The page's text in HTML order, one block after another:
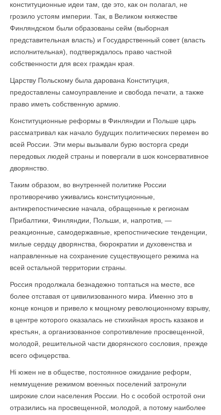
конституционные идеи там, где это, как он полагал, не
грозило устоям империи. Так, в Великом княжестве
Финляндском были образованы сейм (выборная
представительная власть) и Государственный совет (власть
исполнительная), подтверждалось право частной
собственности для всех граждан края.
Царству Польскому была дарована Конституция,
предоставлены самоуправление и свобода печати, а также
право иметь собственную армию.
Конституционные реформы в Финляндии и Польше царь
рассматривал как начало будущих политических перемен во
всей России. Эти меры вызывали бурю восторга среди
передовых людей страны и повергали в шок консервативное
дворянство.
Таким образом, во внутренней политике России
противоречиво уживались конституционные,
антикрепостнические начала, обращенные к регионам
Прибалтики, Финляндии, Польши, и, напротив, —
реакционные, самодержавные, крепостнические тенденции,
милые сердцу дворянства, бюрократии и духовенства и
направленные на сохранение существующего режима на
всей остальной территории страны.
Россия продолжала безнадежно топтаться на месте, все
более отставая от цивилизованного мира. Именно это в
конце концов и привело к мощному революционному взрыву,
в центре которого оказалась не стихийная ярость казаков и
крестьян, а организованное сопротивление просвещенной,
молодой, решительной части дворянского сословия, прежде
всего офицерства.
Hi южен не в обществе, постоянное ожидание реформ,
неммущение режимом военных поселений затронули
широкие слои населения России. Но с особой остротой они
отразились на просвещенной, молодой, а потому наиболее